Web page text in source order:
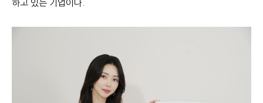
하고 있는 기업이다.